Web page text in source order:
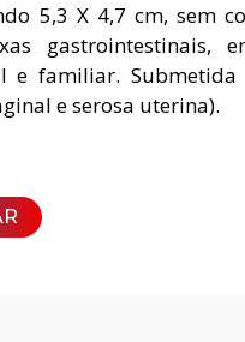
5,3 X 4,7 cm, sem
gastrointestinais,
e familiar.
e serosa uterina).